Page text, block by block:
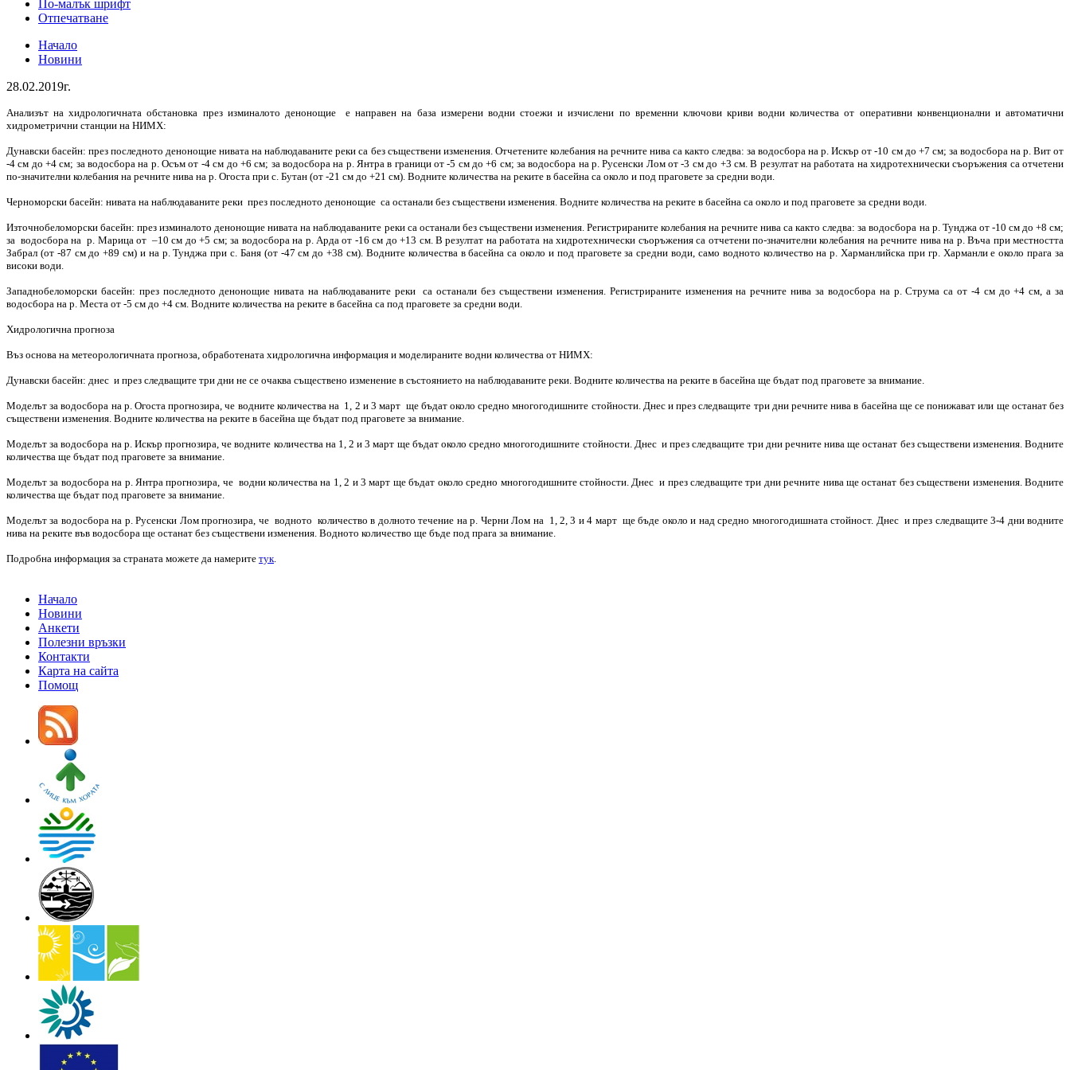
По-малък шрифт
Отпечатване
Начало
Новини
28.02.2019г.
Анализът на хидрологичната обстановка през изминалото денонощие е направен на база измерени водни стоежи и изчислени по временни ключови криви водни количества от оперативни конвенционални и автоматични
хидрометрични станции на НИМХ:
Дунавски басейн: през последното денонощие нивата на наблюдаваните реки са без съществени изменения. Отчетените колебания на речните нива са както следва: за водосбора на р. Искър от -10 см до +7 см; за водосбора на р. Вит от
-4 см до +4 см; за водосбора на р. Осъм от -4 см до +6 см; за водосбора на р. Янтра в граници от -5 см до +6 см; за водосбора на р. Русенски Лом от -3 см до +3 см. В резултат на работата на хидротехнически съоръжения са отчетени
по-значителни колебания на речните нива на р. Огоста при с. Бутан (от -21 см до +21 см). Водните количества на реките в басейна са около и под праговете за средни води.
Черноморски басейн: нивата на наблюдаваните реки през последното денонощие са останали без съществени изменения. Водните количества на реките в басейна са около и под праговете за средни води.
Източнобеломорски басейн: през изминалото денонощие нивата на наблюдаваните реки са останали без съществени изменения. Регистрираните колебания на речните нива са както следва: за водосбора на р. Тунджа от -10 см до +8 см;
за водосбора на р. Марица от –10 см до +5 см; за водосбора на р. Арда от -16 см до +13 см. В резултат на работата на хидротехнически съоръжения са отчетени по-значителни колебания на речните нива на р. Въча при местността
Забрал (от -87 см до +89 см) и на р. Тунджа при с. Баня (от -47 см до +38 см). Водните количества в басейна са около и под праговете за средни води, само водното количество на р. Харманлийска при гр. Харманли е около прага за
високи води.
Западнобеломорски басейн: през последното денонощие нивата на наблюдаваните реки са останали без съществени изменения. Регистрираните изменения на речните нива за водосбора на р. Струма са от -4 см до +4 см, а за
водосбора на р. Места от -5 см до +4 см. Водните количества на реките в басейна са под праговете за средни води.
Хидрологична прогноза
Въз основа на метеорологичната прогноза, обработената хидрологична информация и моделираните водни количества от НИМХ:
Дунавски басейн: днес и през следващите три дни не се очаква съществено изменение в състоянието на наблюдаваните реки. Водните количества на реките в басейна ще бъдат под праговете за внимание.
Моделът за водосбора на р. Огоста прогнозира, че водните количества на 1, 2 и 3 март ще бъдат около средно многогодишните стойности. Днес и през следващите три дни речните нива в басейна ще се понижават или ще останат без
съществени изменения. Водните количества на реките в басейна ще бъдат под праговете за внимание.
Моделът за водосбора на р. Искър прогнозира, че водните количества на 1, 2 и 3 март ще бъдат около средно многогодишните стойности. Днес и през следващите три дни речните нива ще останат без съществени изменения. Водните
количества ще бъдат под праговете за внимание.
Моделът за водосбора на р. Янтра прогнозира, че водни количества на 1, 2 и 3 март ще бъдат около средно многогодишните стойности. Днес и през следващите три дни речните нива ще останат без съществени изменения. Водните
количества ще бъдат под праговете за внимание.
Моделът за водосбора на р. Русенски Лом прогнозира, че водното количество в долното течение на р. Черни Лом на 1, 2, 3 и 4 март ще бъде около и над средно многогодишната стойност. Днес и през следващите 3-4 дни водните
нива на реките във водосбора ще останат без съществени изменения. Водното количество ще бъде под прага за внимание.
Подробна информация за страната можете да намерите тук
Начало
Новини
Анкети
Полезни връзки
Контакти
Карта на сайта
Помощ